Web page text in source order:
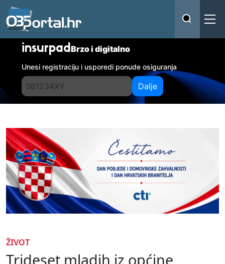
insurpadBrzo i digitalno
Unesi registraciju i usporedi ponude osiguranja
Dalje
ŽIVOT
Trideset mladih iz općine